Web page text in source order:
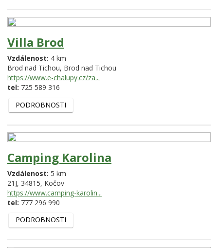
Villa Brod
Vzdálenost: 4 km
Brod nad Tichou, Brod nad Tichou
https://www.e-chalupy.cz/za...
tel: 725 589 316
PODROBNOSTI
Camping Karolina
Vzdálenost: 5 km
21J, 34815, Kočov
https://www.camping-karolin...
tel: 777 296 990
PODROBNOSTI